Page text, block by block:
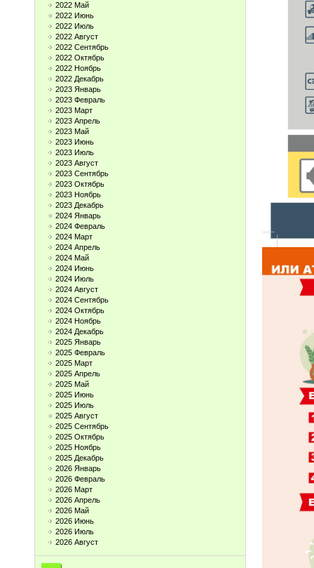
2022 Май
2022 Июнь
2022 Июль
2022 Август
2022 Сентябрь
2022 Октябрь
2022 Ноябрь
2022 Декабрь
2023 Январь
2023 Февраль
2023 Март
2023 Апрель
2023 Май
2023 Июнь
2023 Июль
2023 Август
2023 Сентябрь
2023 Октябрь
2023 Ноябрь
2023 Декабрь
2024 Январь
2024 Февраль
2024 Март
2024 Апрель
2024 Май
2024 Июнь
2024 Июль
2024 Август
2024 Сентябрь
2024 Октябрь
2024 Ноябрь
2024 Декабрь
2025 Январь
2025 Февраль
2025 Март
2025 Апрель
2025 Май
2025 Июнь
2025 Июль
2025 Август
2025 Сентябрь
2025 Октябрь
2025 Ноябрь
2025 Декабрь
2026 Январь
2026 Февраль
2026 Март
2026 Апрель
2026 Май
2026 Июнь
2026 Июль
2026 Август